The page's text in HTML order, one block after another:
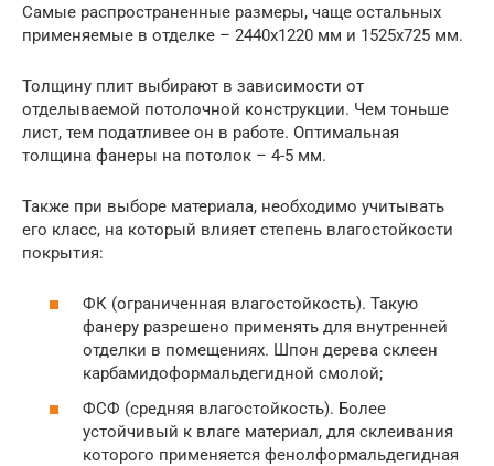
Самые распространенные размеры, чаще остальных
применяемые в отделке – 2440х1220 мм и 1525х725 мм.
Толщину плит выбирают в зависимости от
отделываемой потолочной конструкции. Чем тоньше
лист, тем податливее он в работе. Оптимальная
толщина фанеры на потолок – 4-5 мм.
Также при выборе материала, необходимо учитывать
его класс, на который влияет степень влагостойкости
покрытия:
ФК (ограниченная влагостойкость). Такую
фанеру разрешено применять для внутренней
отделки в помещениях. Шпон дерева склеен
карбамидоформальдегидной смолой;
ФСФ (средняя влагостойкость). Более
устойчивый к влаге материал, для склеивания
которого применяется фенолформальдегидная